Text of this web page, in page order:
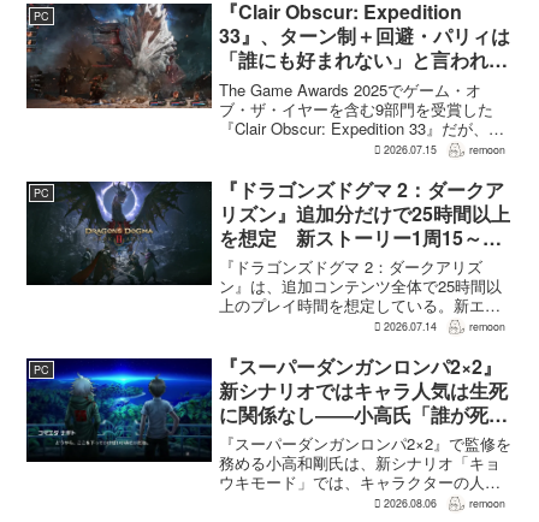
果だと説明。そのうえで、同社らし...
PC
『Clair Obscur: Expedition
33』、ターン制＋回避・パリィは
「誰にも好まれない」と言われて
いた 開発陣は実際に遊んだ面白
さを優先
The Game Awards 2025でゲーム・オ
ブ・ザ・イヤーを含む9部門を受賞した
『Clair Obscur: Expedition 33』だが、タ
ーン制バトルに回避やパリィを組み合わ
い」と何度も言...
2026.07.15 remoon
PC
『ドラゴンズドグマ 2：ダークア
リズン』追加分だけで25時間以上
を想定 新ストーリー1周15～20
時間、12種ダンジョンは各30分
～1時間
『ドラゴンズドグマ 2：ダークアリズ
ン』は、追加コンテンツ全体で25時間以
上のプレイ時間を想定している。新エリ
ア「ノルガン」で展開されるメインシナ
追加される12種類のユニークダンジョン
「忘れられた試...
2026.07.14 remoon
PC
『スーパーダンガンロンパ2×2』
新シナリオではキャラ人気は生死
に関係なし――小高氏「誰が死ん
でもヘイトメールは送らないで」
『スーパーダンガンロンパ2×2』で監修を
務める小高和剛氏は、新シナリオ「キョ
ウキモード」では、キャラクターの人気
にかかわらず退場させるとRPG Siteのイ
2026.08.06 remoon